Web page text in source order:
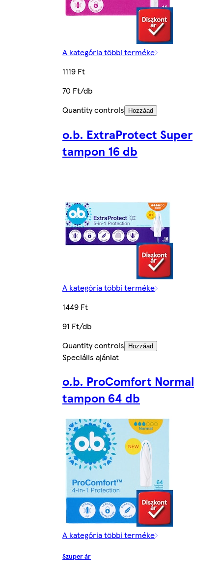
A kategória többi terméke
1119 Ft
70 Ft/db
Quantity controls
Hozzáad
o.b. ExtraProtect Super
tampon 16 db
A kategória többi terméke
1449 Ft
91 Ft/db
Quantity controls
Hozzáad
Speciális ajánlat
o.b. ProComfort Normal
tampon 64 db
A kategória többi terméke
Szuper ár